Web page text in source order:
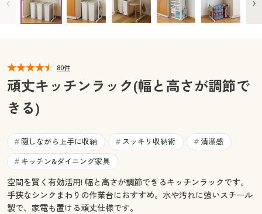
カタログ無料プレゼント
マイページ
閲覧履歴
お気に入り
サポート
ご利用ガイド
会員メニュー
閲覧履歴
お気に入り
サポート
ご利用ガイド
よくある質問とお問い合わせ
80件
頑丈キッチンラック(幅と高さが調節で
きる)
# 隠しながら上手に収納 # スッキリ収納術 # 清潔感
# キッチン&ダイニング家具
空間を賢く有効活用! 幅と高さが調節できるキッチンラックです。
手狭なシンクまわりの作業台におすすめ。水や汚れに強いスチール
製で、家電も置ける頑丈仕様です。